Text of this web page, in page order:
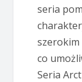
seria
co
Seria